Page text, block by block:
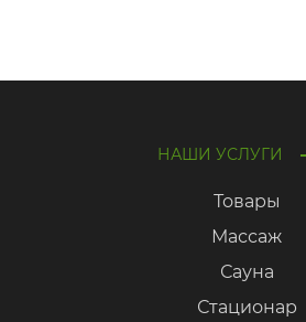
НАШИ УСЛУГИ
Товары
Массаж
Сауна
Стационар